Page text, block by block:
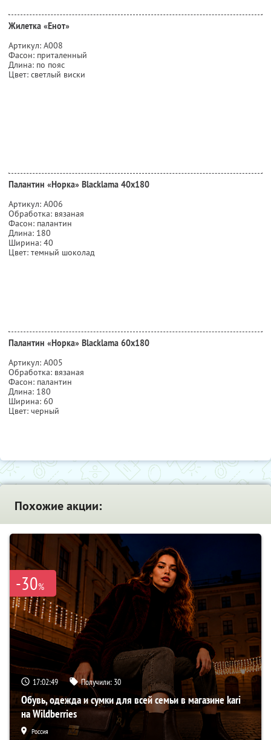
Жилетка «Енот»
Артикул: А008
Фасон: приталенный
Длина: по пояс
Цвет: светлый виски
Палантин «Норка» Blacklama 40х180
Артикул: А006
Обработка: вязаная
Фасон: палантин
Длина: 180
Ширина: 40
Цвет: темный шоколад
Палантин «Норка» Blacklama 60х180
Артикул: А005
Обработка: вязаная
Фасон: палантин
Длина: 180
Ширина: 60
Цвет: черный
Похожие акции:
-30%
17:02:48 Получили: 30
Обувь, одежда и сумки для всей семьи в магазине kari
на Wildberries
Россия